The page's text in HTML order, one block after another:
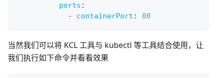
ports :
-
containerPort : 80
当然我们可以将 KCL 工具与 kubectl 等工具结合使用，让
我们执行如下命令并看看效果